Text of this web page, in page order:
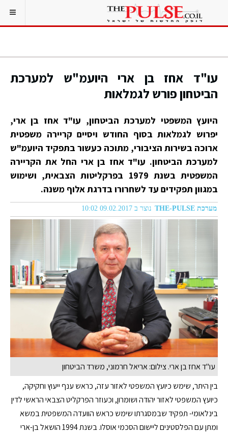
עו"ד אחז בן ארי היועמ"ש למערכת
הביטחון פורש לגמלאות
היועץ המשפטי למערכת הביטחון, עו"ד אחז בן ארי,
יפרוש לגמלאות בסוף החודש ויסיים קריירה משפטית
ארוכה בשירות הציבורי, מתוכה כעשור בתפקיד היועמ"ש
למערכת הביטחון. עו"ד אחז בן ארי החל את הקריירה
המשפטית בשנת 1979 בפרקליטות הצבאית, ושימוש
במגוון תפקידים עד לשחרורו בדרגת אלוף משנה.
מערכת THE-PULSE נוצר ב 09.02.2017 10:02
עו"ד אחז בן ארי. צילום: אריאל חרמוני, משרד הביטחון
בין היתר, שימש כיועץ המשפטי לאזור עזה, כראש ענף ייעוץ וחקיקה,
כיועץ המשפטי לאזור יהודה ושומרון, וכעוזר הפרקליט הצבאי הראשי לדין
בינלאומי- תפקיד שבמסגרתו שימש כראש הוועדה המשפטית במשא
ומתן עם הפלסטינים ליישום הסכמי אוסלו. בשנת 1994 הושאל בן-ארי